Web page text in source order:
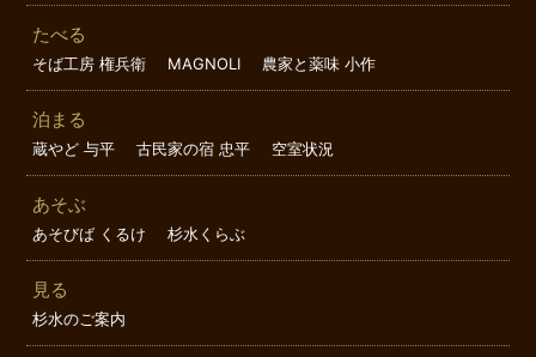
たべる
そば工房 権兵衛 MAGNOLI 農家と薬味 小作
泊まる
蔵やど 与平 古民家の宿 忠平 空室状況
あそぶ
あそびば くるけ 杉水くらぶ
見る
杉水のご案内